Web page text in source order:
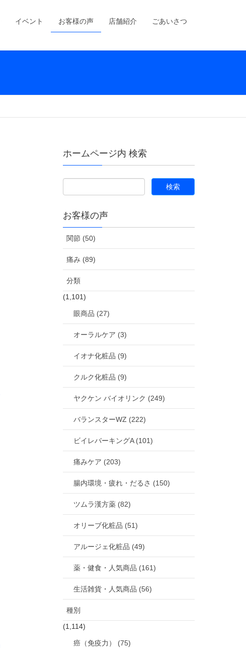
イベント お客様の声 店舗紹介 ごあいさつ
ホームページ内 検索
お客様の声
関節 (50)
痛み (89)
分類
(1,101)
眼商品 (27)
オーラルケア (3)
イオナ化粧品 (9)
クルク化粧品 (9)
ヤクケン バイオリンク (249)
バランスターWZ (222)
ビイレバーキングA (101)
痛みケア (203)
腸内環境・疲れ・だるさ (150)
ツムラ漢方薬 (82)
オリーブ化粧品 (51)
アルージェ化粧品 (49)
薬・健食・人気商品 (161)
生活雑貨・人気商品 (56)
種別
(1,114)
癌（免疫力） (75)